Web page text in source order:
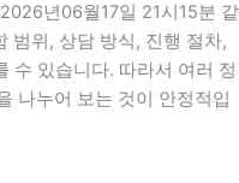
년06월17일 21시15분 같
범위, 상담 방식, 진행 절차,
수 있습니다. 따라서 여러 정
나누어 보는 것이 안정적입